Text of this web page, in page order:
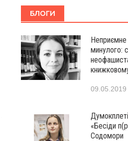
БЛОГИ
Неприємне
минулого:
09.05.2019
«Бесіди
Содомори